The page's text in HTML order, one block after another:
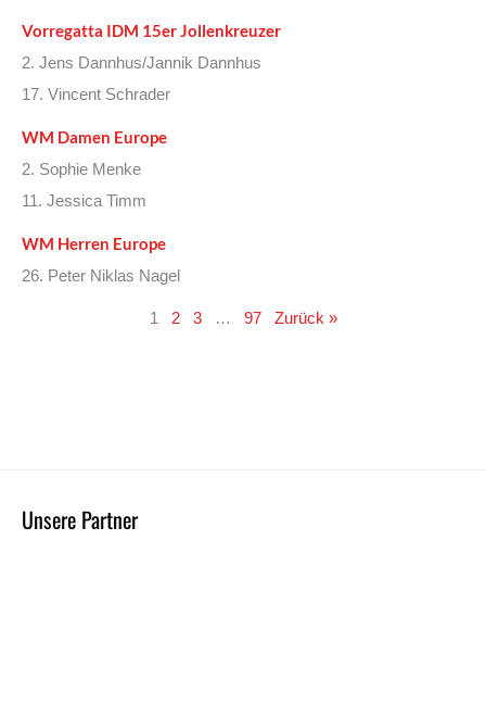
Vorregatta IDM 15er Jollenkreuzer
2. Jens Dannhus/Jannik Dannhus
17. Vincent Schrader
WM Damen Europe
2. Sophie Menke
11. Jessica Timm
WM Herren Europe
26. Peter Niklas Nagel
1 2 3 … 97 Zurück »
Unsere Partner